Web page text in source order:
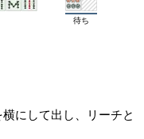
待ち
にして出し、リーチと